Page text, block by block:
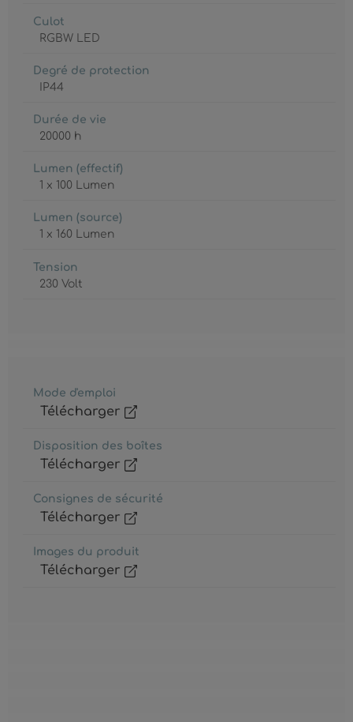
Culot
RGBW LED
Degré de protection
IP44
Durée de vie
20000 h
Lumen (effectif)
1 x 100 Lumen
Lumen (source)
1 x 160 Lumen
Tension
230 Volt
Mode d'emploi
Télécharger
Disposition des boîtes
Télécharger
Consignes de sécurité
Télécharger
Images du produit
Télécharger